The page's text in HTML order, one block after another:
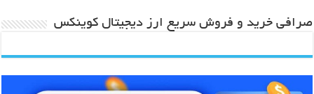
صرافی خرید و فروش سریع ارز دیجیتال کوینکس